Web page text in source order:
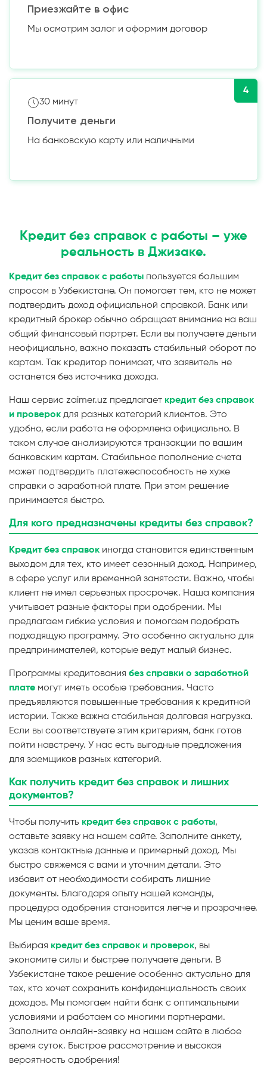
Приезжайте в офис
Мы осмотрим залог и оформим договор
4
30 минут
Получите деньги
На банковскую карту или наличными
Кредит без справок с работы – уже
реальность в Джизаке.
Кредит без справок с работы пользуется большим
спросом в Узбекистане. Он помогает тем, кто не может
подтвердить доход официальной справкой. Банк или
кредитный брокер обычно обращает внимание на ваш
общий финансовый портрет. Если вы получаете деньги
неофициально, важно показать стабильный оборот по
картам. Так кредитор понимает, что заявитель не
останется без источника дохода.
Наш сервис zaimer.uz предлагает кредит без справок
и проверок для разных категорий клиентов. Это
удобно, если работа не оформлена официально. В
таком случае анализируются транзакции по вашим
банковским картам. Стабильное пополнение счета
может подтвердить платежеспособность не хуже
справки о заработной плате. При этом решение
принимается быстро.
Для кого предназначены кредиты без справок?
Кредит без справок иногда становится единственным
выходом для тех, кто имеет сезонный доход. Например,
в сфере услуг или временной занятости. Важно, чтобы
клиент не имел серьезных просрочек. Наша компания
учитывает разные факторы при одобрении. Мы
предлагаем гибкие условия и помогаем подобрать
подходящую программу. Это особенно актуально для
предпринимателей, которые ведут малый бизнес.
Программы кредитования без справки о заработной
плате могут иметь особые требования. Часто
предъявляются повышенные требования к кредитной
истории. Также важна стабильная долговая нагрузка.
Если вы соответствуете этим критериям, банк готов
пойти навстречу. У нас есть выгодные предложения
для заемщиков разных категорий.
Как получить кредит без справок и лишних
документов?
Чтобы получить кредит без справок с работы,
оставьте заявку на нашем сайте. Заполните анкету,
указав контактные данные и примерный доход. Мы
быстро свяжемся с вами и уточним детали. Это
избавит от необходимости собирать лишние
документы. Благодаря опыту нашей команды,
процедура одобрения становится легче и прозрачнее.
Мы ценим ваше время.
Выбирая кредит без справок и проверок, вы
экономите силы и быстрее получаете деньги. В
Узбекистане такое решение особенно актуально для
тех, кто хочет сохранить конфиденциальность своих
доходов. Мы помогаем найти банк с оптимальными
условиями и работаем со многими партнерами.
Заполните онлайн-заявку на нашем сайте в любое
время суток. Быстрое рассмотрение и высокая
вероятность одобрения!